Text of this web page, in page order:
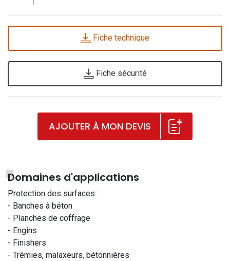
Fiche technique
Fiche sécurité
AJOUTER À MON DEVIS
Domaines d'applications
Protection des surfaces :
- Banches à béton
- Planches de coffrage
- Engins
- Finishers
- Trémies, malaxeurs, bétonnières